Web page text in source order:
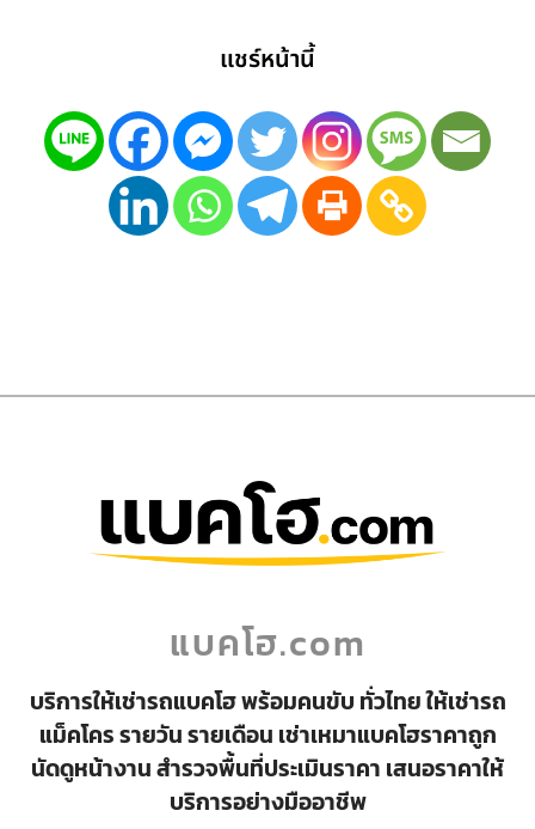
แชร์หน้านี้
แบคโฮ.com
บริการให้เช่ารถแบคโฮ พร้อมคนขับ ทั่วไทย ให้เช่ารถ
แม็คโคร รายวัน รายเดือน เช่าเหมาแบคโฮราคาถูก
นัดดูหน้างาน สำรวจพื้นที่ประเมินราคา เสนอราคาให้
บริการอย่างมืออาชีพ